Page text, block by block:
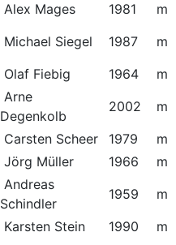
Alex Mages 1981
m
Michael Siegel 1987
m
Olaf Fiebig 1964
m
Arne
Degenkolb
2002
m
Carsten Scheer 1979
m
Jörg Müller 1966
m
Andreas
Schindler
1959
m
Karsten Stein 1990
m